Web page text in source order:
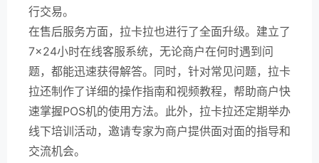
行交易。
在售后服务方面，拉卡拉也进行了全面升级。建立了
7×24小时在线客服系统，无论商户在何时遇到问
题，都能迅速获得解答。同时，针对常见问题，拉卡
拉还制作了详细的操作指南和视频教程，帮助商户快
速掌握POS机的使用方法。此外，拉卡拉还定期举办
线下培训活动，邀请专家为商户提供面对面的指导和
交流机会。